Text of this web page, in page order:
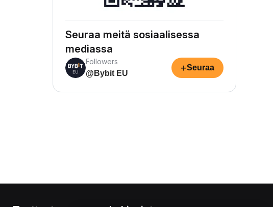
Seuraa meitä sosiaalisessa
mediassa
Followers
@Bybit EU
+Seuraa